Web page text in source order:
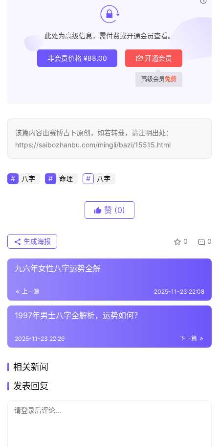
此处为高级信息，需付费或开通会员查看。
非会员价格 ¥88.00 开通会员
高级会员免费
该篇内容由赛博占卜原创，如若转载，请注明出处：
https://saibozhanbu.com/mingli/bazi/15515.html
八字 命理 八字
赞 (0)
0 0
生成海报
九六年女性八字运势全解
上一篇 2025-11-23 22:08
1997年男士八字全解析，运势如何？
下一篇
2025-11-23 22:26
相关新闻
发表回复
请登录后评论...